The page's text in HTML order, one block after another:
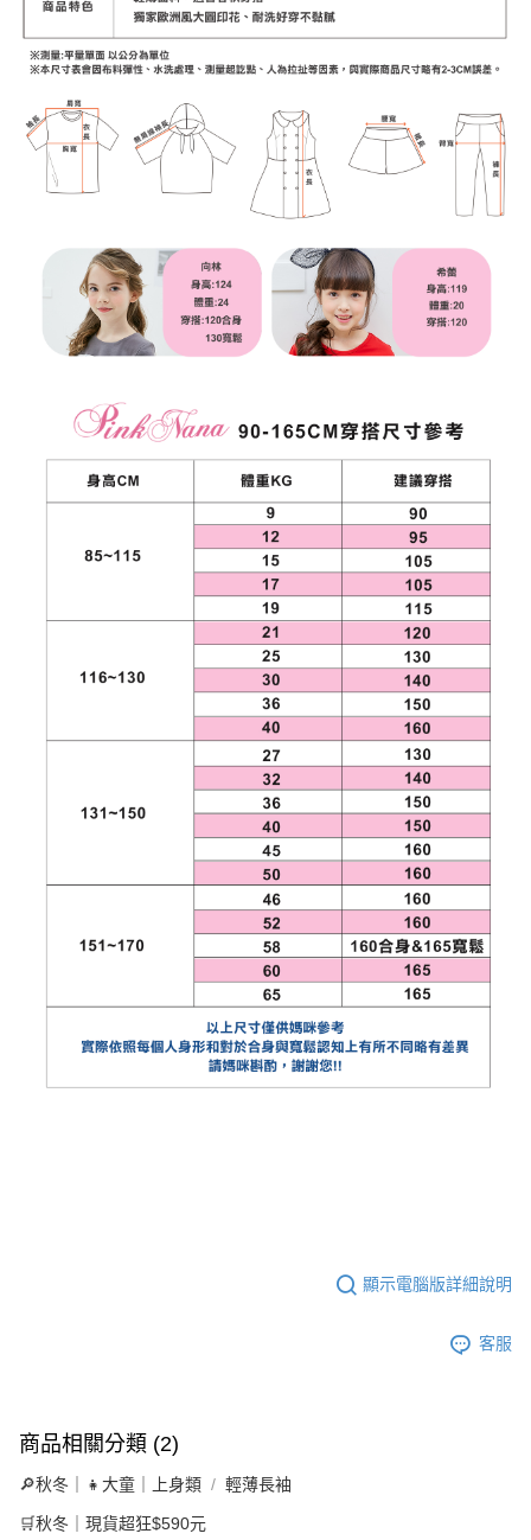
顯示電腦版詳細說明
客服
商品相關分類 (2)
🔎秋冬｜👧大童｜上身類 輕薄長袖
🛒秋冬｜現貨超狂$590元